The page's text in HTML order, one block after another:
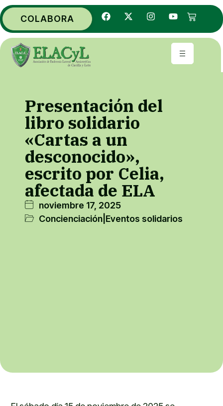
COLABORA
Presentación del
libro solidario
«Cartas a un
desconocido»,
escrito por Celia,
afectada de ELA
noviembre 17, 2025
Concienciación| Eventos solidarios